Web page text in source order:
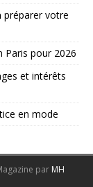
préparer votre
Paris pour 2026
et intérêts
en mode
par MH